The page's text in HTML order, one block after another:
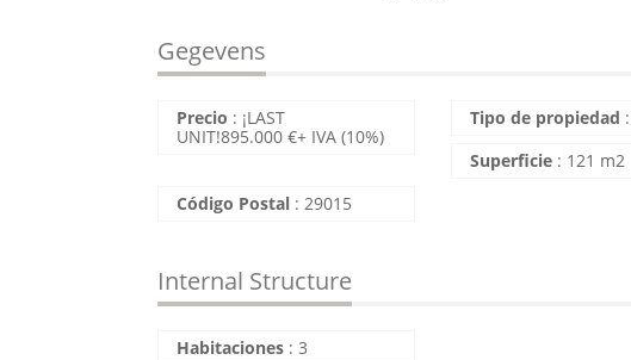
Gegevens
Precio : ¡LAST
UNIT!895.000 €+ IVA (10%)
Tipo de propiedad :
Superficie : 121 m2
Código Postal : 29015
Internal Structure
Habitaciones : 3